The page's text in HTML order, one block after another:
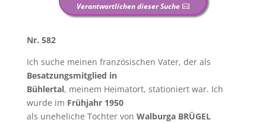
Verantwortlichen dieser Suche
Nr. 582
Ich suche meinen französischen Vater, der als
Besatzungsmitglied in
Bühlertal, meinem Heimatort, stationiert war. Ich
wurde im Frühjahr 1950
als uneheliche Tochter von Walburga BRÜGEL